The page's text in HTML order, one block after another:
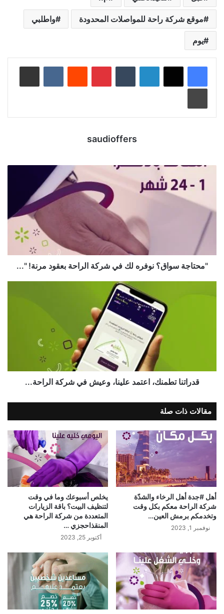
موقع شركة راحة للمواصلات المحدودة واطلبي
يوم
لينكدإن بينتيريست
saudioffers
"محتاجة سواق؟ نوفره لك في شركة الراحة بعقود مرنة! "...
قدراتنا تطمنك، اعتمد علينا، وعيش في شركة الراحة...
مقالات ذات صلة
أهل #جدة أهل الرخاء والشدّة
شركة الراحة معكم بكل وقت
وتخدمكم برمش العين…
نوفمبر 1, 2023
يخلص أسبوعك وما في وقت
لتنظيف البيت؟ باقة الزيارات
المتعددة من شركة الراحة هي
المنقذاحجزي …
أكتوبر 25, 2023